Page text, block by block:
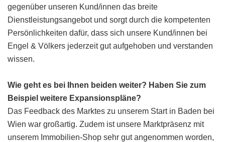
gegenüber unseren Kund/innen das breite
Dienstleistungsangebot und sorgt durch die kompetenten
Persönlichkeiten dafür, dass sich unsere Kund/innen bei
Engel & Völkers jederzeit gut aufgehoben und verstanden
wissen.
Wie geht es bei Ihnen beiden weiter? Haben Sie zum
Beispiel weitere Expansionspläne?
Das Feedback des Marktes zu unserem Start in Baden bei
Wien war großartig. Zudem ist unsere Marktpräsenz mit
unserem Immobilien-Shop sehr gut angenommen worden,